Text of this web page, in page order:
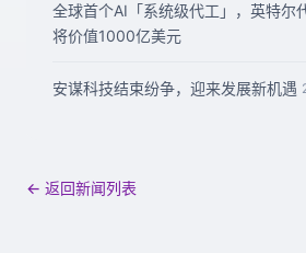
全球首个AI「系统级代工」，英特尔
将价值1000亿美元
安谋科技结束纷争，迎来发展新机遇
← 返回新闻列表